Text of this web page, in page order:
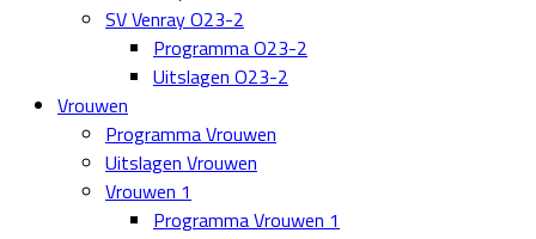
SV Venray O23-2
Programma O23-2
Uitslagen O23-2
Vrouwen
Programma Vrouwen
Uitslagen Vrouwen
Vrouwen 1
Programma Vrouwen 1